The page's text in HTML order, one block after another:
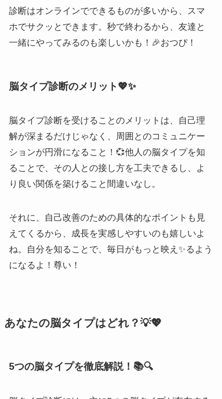
診断はオンラインでできるものが多いから、スマ
ホでサクッとできます。秒で終わるから、友達と
一緒にやってみるのも楽しいかも！🎉おつぴ！
脳タイプ診断のメリット💖✨
脳タイプ診断を受けることのメリットは、自己理
解が深まるだけじゃなく、周囲とのコミュニケー
ションが円滑になること！💞他人の脳タイプを知
ることで、その人との接し方を工夫できるし、よ
り良い関係を築けること間違いなし。
それに、自己改善のための具体的なポイントも見
えてくるから、成長を実感しやすいのも嬉しいよ
ね。自分を知ることで、毎日がもっと映え✨るよう
になるよ！尊い！
あなたの脳タイプはどれ？💡💖
5つの脳タイプを徹底解説！📚🔍